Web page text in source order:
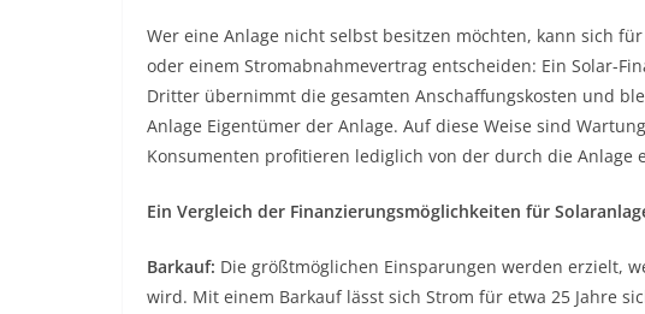
Wer eine Anlage nicht selbst besitzen möchten, kann sich
oder einem Stromabnahmevertrag entscheiden: Ein Solar-
Dritter übernimmt die gesamten Anschaffungskosten und
Anlage Eigentümer der Anlage. Auf diese Weise sind
Konsumenten profitieren lediglich von der durch die Anlage
Ein Vergleich der Finanzierungsmöglichkeiten für
Barkauf: Die größtmöglichen Einsparungen werden erzielt,
wird. Mit einem Barkauf lässt sich Strom für etwa 25 Jahre